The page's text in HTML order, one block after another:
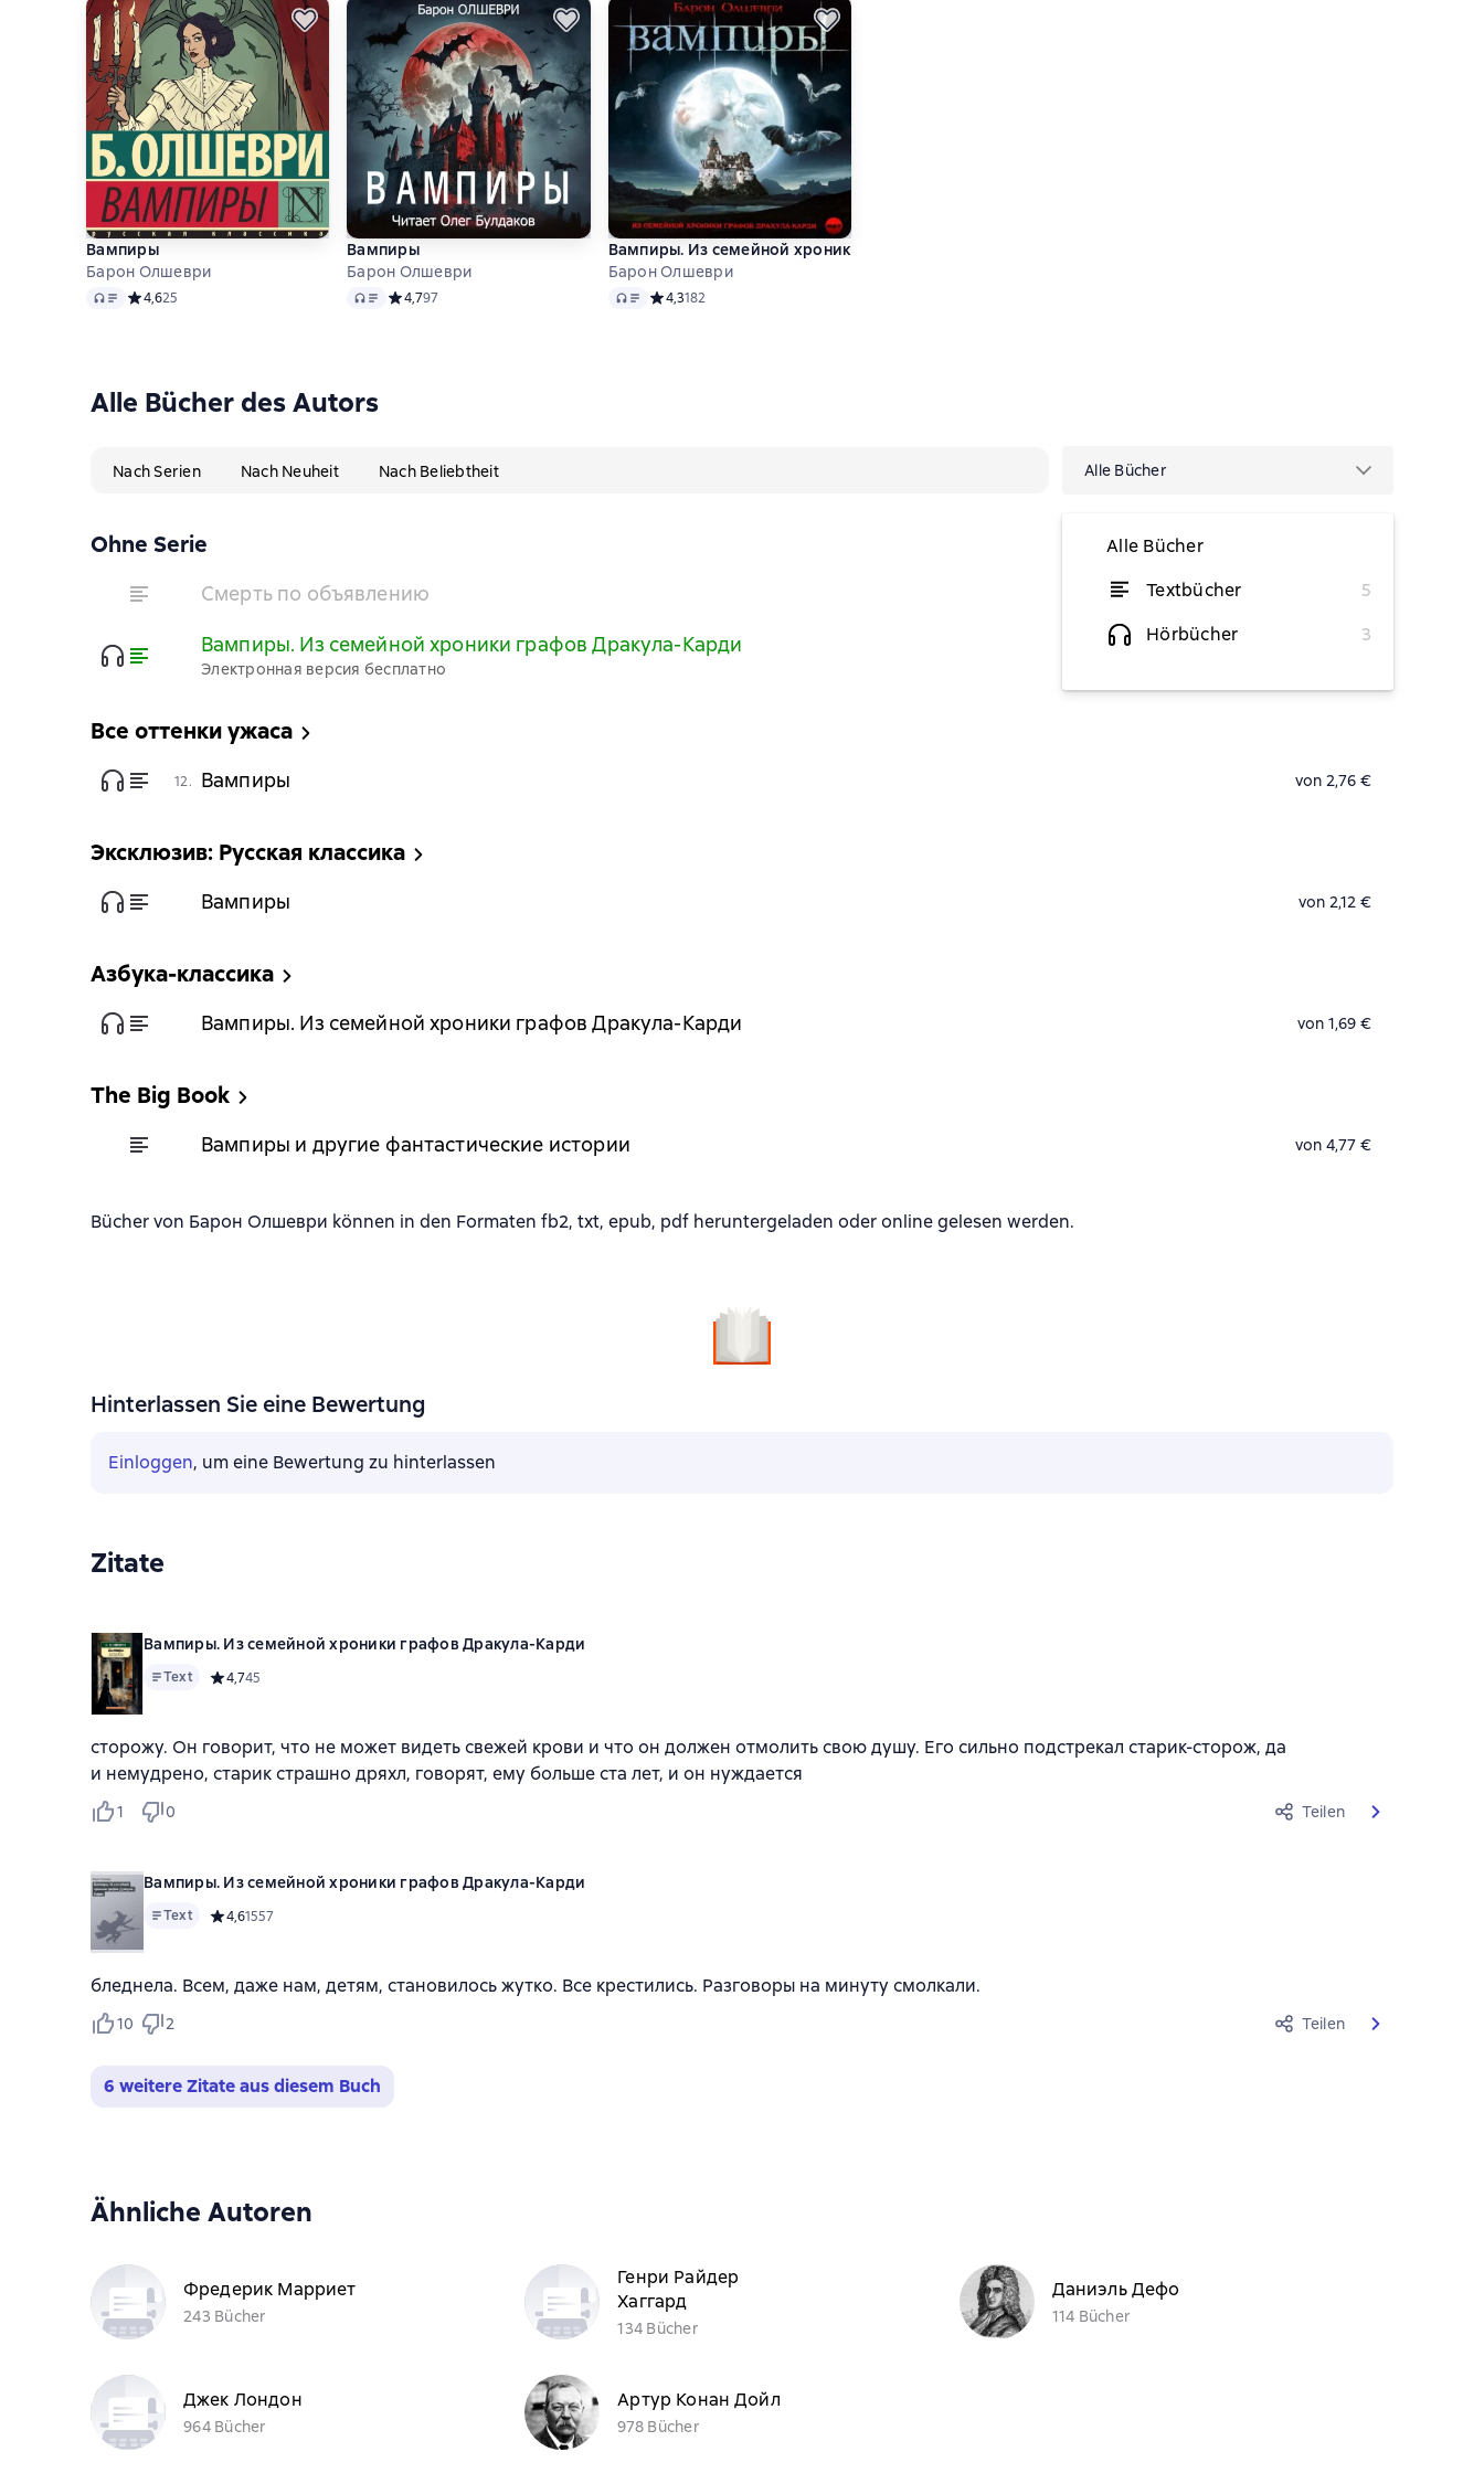
Вампиры
Барон Олшеври
Audio Средний рейтинг 4,6 на основе 25 оценок
4,625
Вампиры
Барон Олшеври
Audio Средний рейтинг 4,7 на основе 97 оценок
4,797
Вампиры. Из семейной хроники графов Дракула-Карди
Барон Олшеври
Audio Средний рейтинг 4,3 на основе 182 оценок
4,3182
Alle Bücher des Autors
Nach Serien Nach Neuheit Nach Beliebtheit Alle Bücher
Alle Bücher
Textbücher
5
Hörbücher
3
Ohne Serie
Смерть по объявлению vorübergehend nicht verfügbar
Вампиры. Из семейной хроники графов Дракула-Карди
Электронная версия бесплатно
Все оттенки ужаса
12. Вампиры von 2,76 €
Эксклюзив: Русская классика
Вампиры von 2,12 €
Азбука-классика
Вампиры. Из семейной хроники графов Дракула-Карди von 1,69 €
The Big Book
Вампиры и другие фантастические истории von 4,77 €
Bücher von Барон Олшеври können in den Formaten fb2, txt, epub, pdf heruntergeladen oder online gelesen werden.
Hinterlassen Sie eine Bewertung
Einloggen, um eine Bewertung zu hinterlassen
Zitate
Вампиры. Из семейной хроники графов Дракула-Карди
Text Средний рейтинг 4,7 на основе 45 оценок
4,745
сторожу. Он говорит, что не может видеть свежей крови и что он должен отмолить свою душу. Его сильно подстрекал старик-сторож, да
и немудрено, старик страшно дряхл, говорят, ему больше ста лет, и он нуждается
1 0 Teilen
Вампиры. Из семейной хроники графов Дракула-Карди
Text Средний рейтинг 4,6 на основе 1557 оценок
4,61557
бледнела. Всем, даже нам, детям, становилось жутко. Все крестились. Разговоры на минуту смолкали.
10 2 Teilen
6 weitere Zitate aus diesem Buch
Ähnliche Autoren
Фредерик Марриет
243 Bücher
Генри Райдер
Хаггард
134 Bücher
Даниэль Дефо
114 Bücher
Джек Лондон
964 Bücher
Артур Конан Дойл
978 Bücher